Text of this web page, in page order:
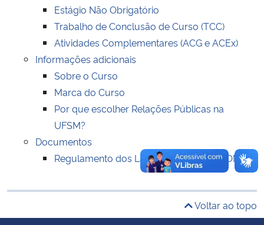
Ministério do Meio Ambiente
Ministério do Turismo
Controladoria-Geral da União
Ministério da Mulher, da Família e dos Direitos Humanos
Estágio Não Obrigatório
Trabalho de Conclusão de Curso (TCC)
Atividades Complementares (ACG e ACEx)
Informações adicionais
Sobre o Curso
Marca do Curso
Por que escolher Relações Públicas na
UFSM?
Documentos
Regulamento dos Laboratórios do DECOM
Voltar ao topo